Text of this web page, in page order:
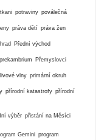
potraviny poválečná
práva dětí práva žen
Přední východ
prekambrium Přemyslovci
vlny primární okruh
přírodní katastrofy přírodní
výběr přistání na Měsíci
Gemini program